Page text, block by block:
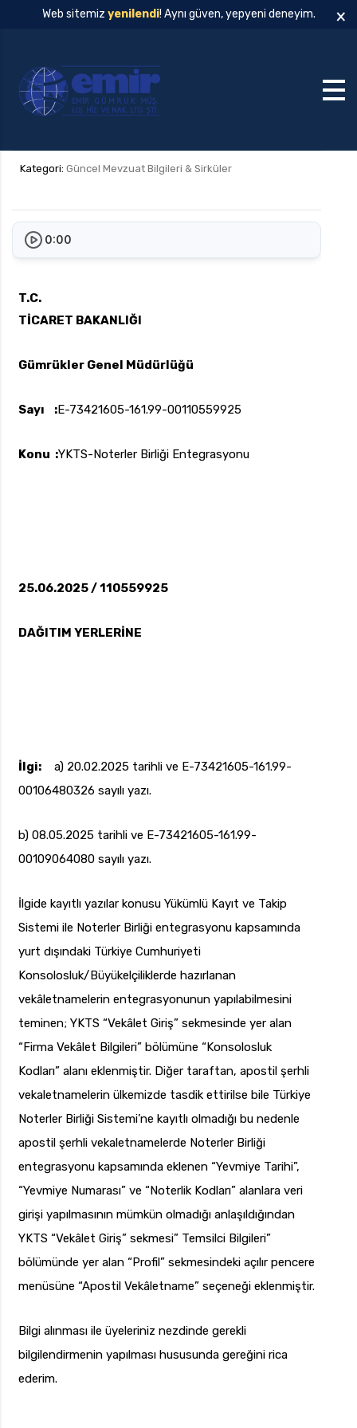
Web sitemiz yenilendi! Aynı güven, yepyeni deneyim. ×
Kategori: Güncel Mevzuat Bilgileri & Sirküler
0:00
T.C.
TİCARET BAKANLIĞI
Gümrükler Genel Müdürlüğü
Sayı :E-73421605-161.99-00110559925
Konu :YKTS-Noterler Birliği Entegrasyonu
25.06.2025 / 110559925
DAĞITIM YERLERİNE
İlgi: a) 20.02.2025 tarihli ve E-73421605-161.99-
00106480326 sayılı yazı.
b) 08.05.2025 tarihli ve E-73421605-161.99-
00109064080 sayılı yazı.
İlgide kayıtlı yazılar konusu Yükümlü Kayıt ve Takip
Sistemi ile Noterler Birliği entegrasyonu kapsamında
yurt dışındaki Türkiye Cumhuriyeti
Konsolosluk/Büyükelçiliklerde hazırlanan
vekâletnamelerin entegrasyonunun yapılabilmesini
teminen; YKTS “Vekâlet Giriş” sekmesinde yer alan
“Firma Vekâlet Bilgileri” bölümüne “Konsolosluk
Kodları” alanı eklenmiştir. Diğer taraftan, apostil şerhli
vekaletnamelerin ülkemizde tasdik ettirilse bile Türkiye
Noterler Birliği Sistemi’ne kayıtlı olmadığı bu nedenle
apostil şerhli vekaletnamelerde Noterler Birliği
entegrasyonu kapsamında eklenen “Yevmiye Tarihi”,
“Yevmiye Numarası” ve “Noterlik Kodları” alanlara veri
girişi yapılmasının mümkün olmadığı anlaşıldığından
YKTS “Vekâlet Giriş” sekmesi” Temsilci Bilgileri”
bölümünde yer alan “Profil” sekmesindeki açılır pencere
menüsüne “Apostil Vekâletname” seçeneği eklenmiştir.
Bilgi alınması ile üyeleriniz nezdinde gerekli
bilgilendirmenin yapılması hususunda gereğini rica
ederim.